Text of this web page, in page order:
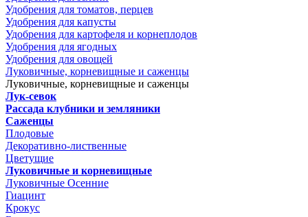
Удобрения для томатов, перцев
Удобрения для капусты
Удобрения для картофеля и корнеплодов
Удобрения для ягодных
Удобрения для овощей
Луковичные, корневищные и саженцы
Луковичные, корневищные и саженцы
Лук-севок
Рассада клубники и земляники
Саженцы
Плодовые
Декоративно-лиственные
Цветущие
Луковичные и корневищные
Луковичные Осенние
Гиацинт
Крокус